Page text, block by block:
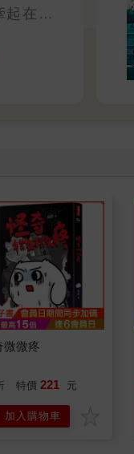
在靠海
名子的
微微疼
特價 221 元
加入購物車